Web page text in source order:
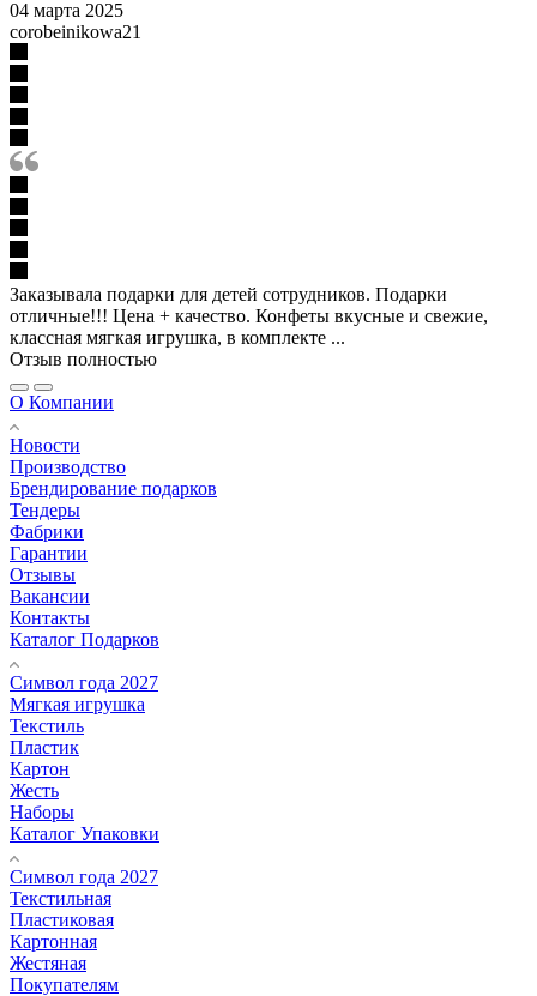
04 марта 2025
corobeinikowa21
Заказывала подарки для детей сотрудников. Подарки
отличные!!! Цена + качество. Конфеты вкусные и свежие,
классная мягкая игрушка, в комплекте ...
Отзыв полностью
О Компании
Новости
Производство
Брендирование подарков
Тендеры
Фабрики
Гарантии
Отзывы
Вакансии
Контакты
Каталог Подарков
Символ года 2027
Мягкая игрушка
Текстиль
Пластик
Картон
Жесть
Наборы
Каталог Упаковки
Символ года 2027
Текстильная
Пластиковая
Картонная
Жестяная
Покупателям